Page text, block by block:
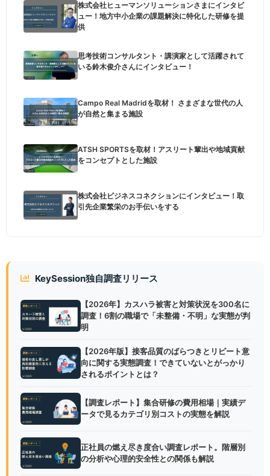
株式会社ヒューマンソリューションさまにインタビ
ュー！地方中小企業の課題解決に特化した研修を提
供
思考技術コンサルタント・講演家として活躍されて
いる鈴木俊介さんにインタビュー！
Campo Real Madridを取材！ さまざまな世代の人
が自然と集まる施設
ATSH SPORTSを取材！アスリート輩出や地域貢献
をコンセプトとした施設
株式会社ビジネスコネクションにインタビュー！取
引先企業繁栄のお手伝いをする
KeySession独自調査リリース
【2026年】カスハラ被害と対策状況を300名に
調査！6割の職場で「未整備・不明」な実態が判
明
【2026年版】接客品質のばらつきとリピート意
向に関する実態調査！できていないとがっかり
されるポイントとは？
【調査レポート】集合研修の費用相場｜実績デ
ータで見るカテゴリ別コストの実態を解説
正社員の燃え尽き度合い調査レポート。階層別
の分析や心理的安全性との関係も解説